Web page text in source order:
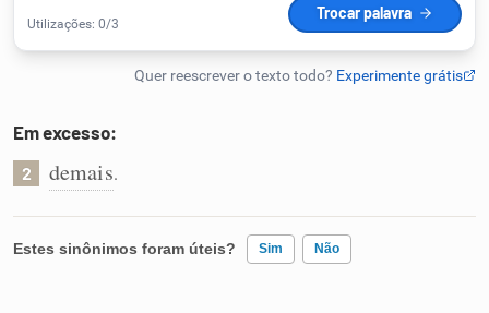
Conexões
Caça-palavras
Em excesso:
2 demais.
Estes sinônimos foram úteis? Sim Não